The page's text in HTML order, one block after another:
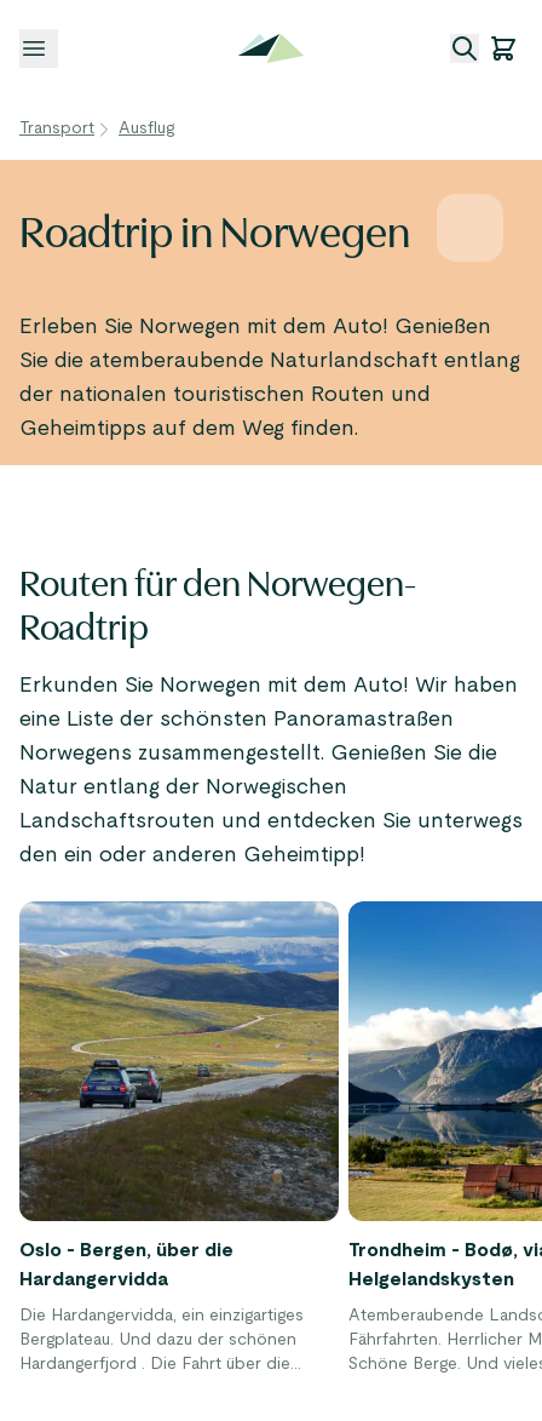
Menü öffnen
Transport Ausflug
Roadtrip in Norwegen
Erleben Sie Norwegen mit dem Auto! Genießen
Sie die atemberaubende Naturlandschaft entlang
der nationalen touristischen Routen und
Geheimtipps auf dem Weg finden.
Routen für den Norwegen-
Roadtrip
Erkunden Sie Norwegen mit dem Auto! Wir haben
eine Liste der schönsten Panoramastraßen
Norwegens zusammengestellt. Genießen Sie die
Natur entlang der Norwegischen
Landschaftsrouten und entdecken Sie unterwegs
den ein oder anderen Geheimtipp!
Oslo - Bergen, über die
Hardangervidda
Die Hardangervidda, ein einzigartiges
Bergplateau. Und dazu der schönen
Hardangerfjord . Die Fahrt über die
Trondheim - Bodø,
Helgelandskysten
Atemberaubende
Fährfahrten. Herrlicher
Schöne Berge. Und